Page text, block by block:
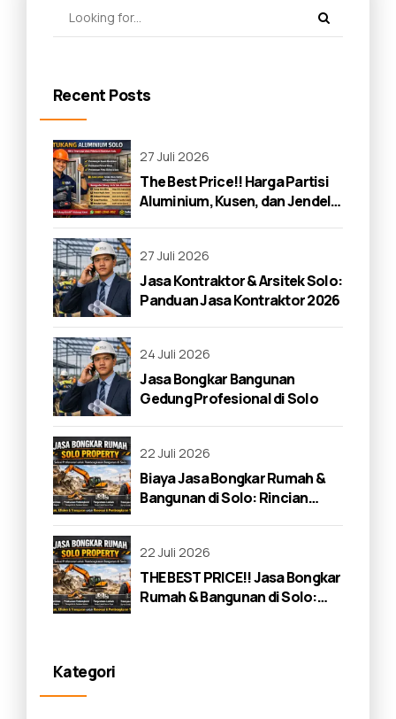
Recent Posts
27 Juli 2026
The Best Price!! Harga Partisi
Aluminium, Kusen, dan Jendela
27 Juli 2026
Jasa Kontraktor & Arsitek Solo:
Panduan Jasa Kontraktor 2026
24 Juli 2026
Jasa Bongkar Bangunan
Gedung Profesional di Solo
22 Juli 2026
Biaya Jasa Bongkar Rumah &
Bangunan di Solo: Rincian
22 Juli 2026
THE BEST PRICE!! Jasa Bongkar
Rumah & Bangunan di Solo:
Kategori